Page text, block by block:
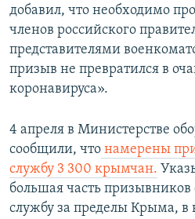
добавил, что необходимо
членов российского
представителями
призыв не превратился в
коронавируса».
4 апреля в Министерстве
сообщили, что намерены
службу 3 300 крымчан.
большая часть призывников
службу за пределы Крыма, в